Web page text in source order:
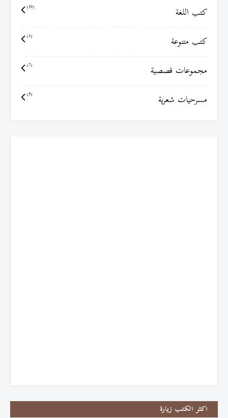
كتب اللغة (19)
كتب متنوعة (1)
مجموعات قصصية (7)
مسرحيات شعرية (5)
اكثر الكتب زيارة